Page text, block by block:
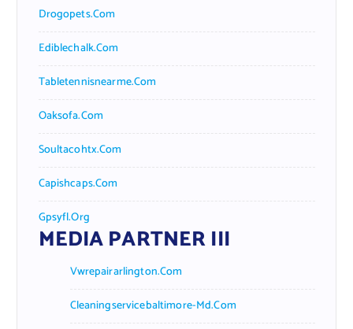
Drogopets.com
Ediblechalk.com
Tabletennisnearme.com
Oaksofa.com
Soultacohtx.com
Capishcaps.com
Gpsyfl.org
MEDIA PARTNER III
Vwrepairarlington.com
Cleaningservicebaltimore-Md.com